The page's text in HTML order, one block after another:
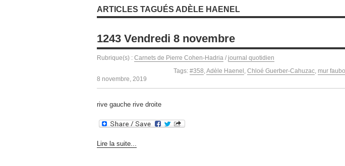
ARTICLES TAGUÉS ADÈLE HAENEL
1243 Vendredi 8 novembre
Rubrique(s) : Carnets de Pierre Cohen-Hadria / journal quotidien
Tags: #358,Adèle Haenel , Chloé Guerber-Cahuzac, mur
8 novembre, 2019
rive gauche rive droite
Lire la suite...